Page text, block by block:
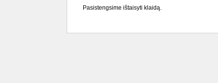
Pasistengsime ištaisyti klaidą.